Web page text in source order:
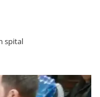
spital